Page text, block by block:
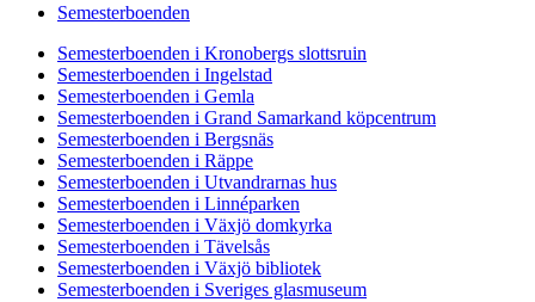
Semesterboenden
Semesterboenden i Kronobergs slottsruin
Semesterboenden i Ingelstad
Semesterboenden i Gemla
Semesterboenden i Grand Samarkand köpcentrum
Semesterboenden i Bergsnäs
Semesterboenden i Räppe
Semesterboenden i Utvandrarnas hus
Semesterboenden i Linnéparken
Semesterboenden i Växjö domkyrka
Semesterboenden i Tävelsås
Semesterboenden i Växjö bibliotek
Semesterboenden i Sveriges glasmuseum